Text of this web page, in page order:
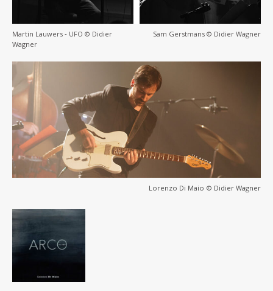
Martin Lauwers ‐ UFO © Didier
Wagner
Sam Gerstmans © Didier Wagner
Lorenzo Di Maio © Didier Wagner